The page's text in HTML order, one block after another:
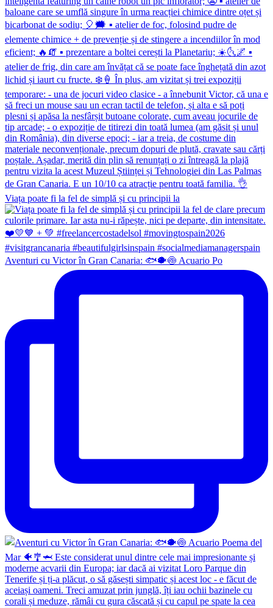
Viața poate fi la fel de simplă și cu principii la
Aventuri cu Victor în Gran Canaria: 🐟🐡🍥 Acuario Po